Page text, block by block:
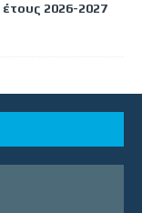
2026-2027